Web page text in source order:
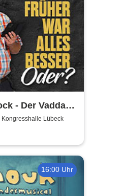
- Der Vadda -
besser,
Kongresshalle Lübeck
16:00 Uhr